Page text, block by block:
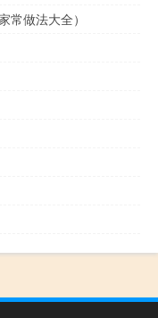
常做法大全）